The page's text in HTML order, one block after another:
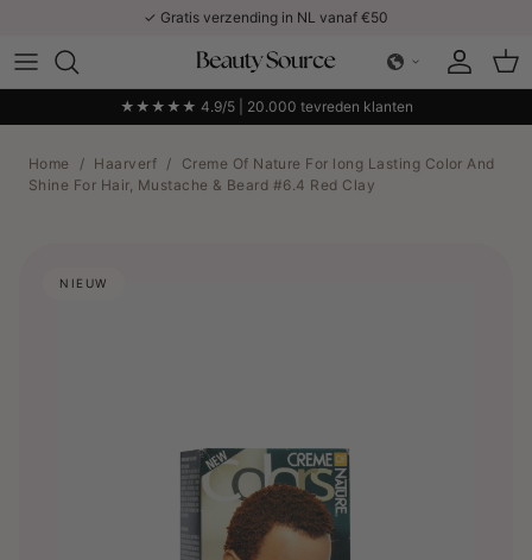
✓ Gratis verzending in NL vanaf €50
Account
★★★★★ 4.9/5 | 20.000 tevreden klanten
Home / Haarverf /
Creme Of Nature For long Lasting Color And
Shine For Hair, Mustache & Beard #6.4 Red Clay
NIEUW